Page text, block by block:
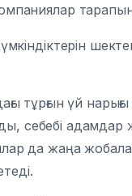
тұрғын үй
себебі адамдар
да жаңа